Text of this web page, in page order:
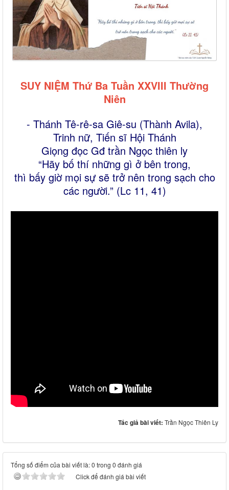
SUY NIỆM Thứ Ba Tuần XXVIII Thường
Niên
- Thánh Tê-rê-sa Giê-su (Thành Avila),
Trinh nữ, Tiến sĩ Hội Thánh
Giọng đọc Gđ trần Ngọc thiên ly
“Hãy bố thí những gì ở bên trong,
thì bấy giờ mọi sự sẽ trở nên trong sạch cho
các người.” (Lc 11, 41)
Tác giả bài viết: Trần Ngọc Thiên Ly
Tổng số điểm của bài viết là: 0 trong 0 đánh giá
Click để đánh giá bài viết